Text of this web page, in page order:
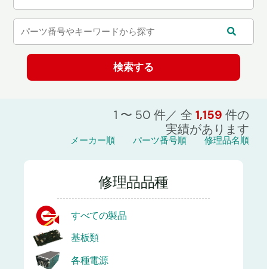
1 〜 50 件／ 全 1,159 件の
実績があります
メーカー順 パーツ番号順 修理品名順
修理品品種
すべての製品
基板類
各種電源